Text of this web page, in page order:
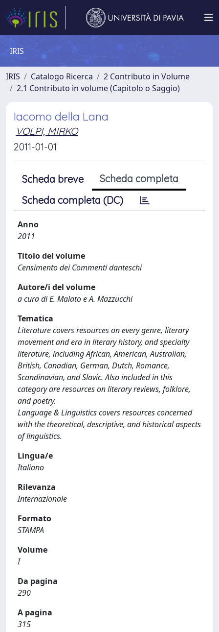
IRIS
IRIS Catalogo Ricerca
2 Contributo in Volume
2.1 Contributo in volume (Capitolo o Saggio)
Iacomo della Lana
VOLPI, MIRKO
2011-01-01
Scheda breve
Scheda completa
Scheda completa (DC)
Anno
2011
Titolo del volume
Censimento dei Commenti danteschi
Autore/i del volume
a cura di E. Malato e A. Mazzucchi
Tematica
Literature covers resources on every genre, literary
movement and era in literary history, and specialty
literature, including African, American, Australian,
British, Canadian, German, Dutch, Romance,
Scandinavian, and Slavic. Also included in this
category are resources on literary reviews, folklore,
and poetry.
Language & Linguistics covers resources concerned
with the theoretical, descriptive, and historical aspects
of linguistics.
Lingua/e
Italiano
Rilevanza
Internazionale
Formato
STAMPA
Volume
I
Da pagina
290
A pagina
315